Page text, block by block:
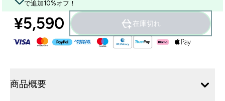
で追加10%オフ！
¥5,590‎ 在庫切れ
商品概要